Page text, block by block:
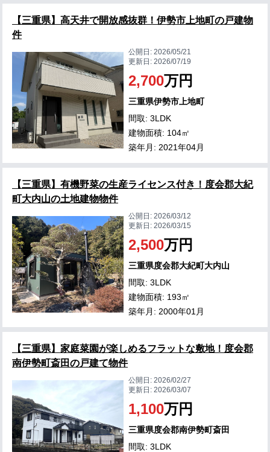
【三重県】高天井で開放感抜群！伊勢市上地町の戸建物
件
公開日:2026/05/21
更新日:2026/07/19
2,700万円
三重県伊勢市上地町
間取: 3LDK
建物面積: 104㎡
築年月: 2021年04月
【三重県】有機野菜の生産ライセンス付き！度会郡大紀
町大内山の土地建物物件
公開日:2026/03/12
更新日:2026/03/15
2,500万円
三重県度会郡大紀町大内山
間取: 3LDK
建物面積: 193㎡
築年月: 2000年01月
【三重県】家庭菜園が楽しめるフラットな敷地！度会郡
南伊勢町斎田の戸建て物件
公開日:2026/02/27
更新日:2026/03/07
1,100万円
三重県度会郡南伊勢町斎田
間取: 3LDK